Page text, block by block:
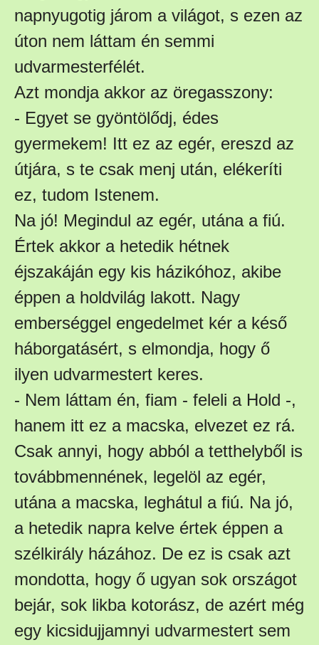
napnyugotig járom a világot, s ezen az
úton nem láttam én semmi
udvarmesterfélét.
Azt mondja akkor az öregasszony:
- Egyet se gyöntölődj, édes
gyermekem! Itt ez az egér, ereszd az
útjára, s te csak menj után, elékeríti
ez, tudom Istenem.
Na jó! Megindul az egér, utána a fiú.
Értek akkor a hetedik hétnek
éjszakáján egy kis házikóhoz, akibe
éppen a holdvilág lakott. Nagy
emberséggel engedelmet kér a késő
háborgatásért, s elmondja, hogy ő
ilyen udvarmestert keres.
- Nem láttam én, fiam - feleli a Hold -,
hanem itt ez a macska, elvezet ez rá.
Csak annyi, hogy abból a tetthelyből is
továbbmennének, legelöl az egér,
utána a macska, leghátul a fiú. Na jó,
a hetedik napra kelve értek éppen a
szélkirály házához. De ez is csak azt
mondotta, hogy ő ugyan sok országot
bejár, sok likba kotorász, de azért még
egy kicsidujjamnyi udvarmestert sem